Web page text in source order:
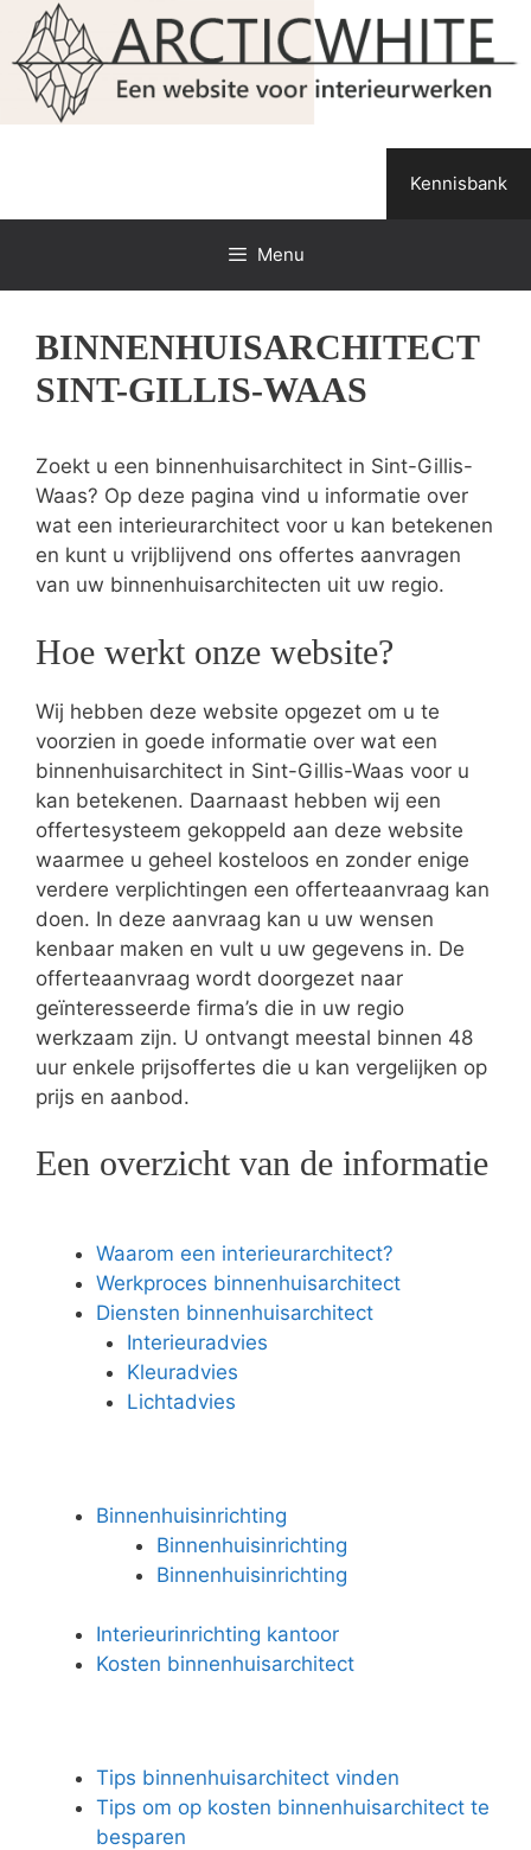
Spring
naar
de
inhoud
Kennisbank
Menu
BINNENHUISARCHITECT
SINT-GILLIS-WAAS
Zoekt u een binnenhuisarchitect in Sint-Gillis-
Waas? Op deze pagina vind u informatie over
wat een interieurarchitect voor u kan betekenen
en kunt u vrijblijvend ons offertes aanvragen
van uw binnenhuisarchitecten uit uw regio.
Hoe werkt onze website?
Wij hebben deze website opgezet om u te
voorzien in goede informatie over wat een
binnenhuisarchitect in Sint-Gillis-Waas voor u
kan betekenen. Daarnaast hebben wij een
offertesysteem gekoppeld aan deze website
waarmee u geheel kosteloos en zonder enige
verdere verplichtingen een offerteaanvraag kan
doen. In deze aanvraag kan u uw wensen
kenbaar maken en vult u uw gegevens in. De
offerteaanvraag wordt doorgezet naar
geïnteresseerde firma’s die in uw regio
werkzaam zijn. U ontvangt meestal binnen 48
uur enkele prijsoffertes die u kan vergelijken op
prijs en aanbod.
Een overzicht van de informatie
Waarom een interieurarchitect?
Werkproces binnenhuisarchitect
Diensten binnenhuisarchitect
Interieuradvies
Kleuradvies
Lichtadvies
Binnenhuisinrichting
Binnenhuisinrichting
Binnenhuisinrichting
Interieurinrichting kantoor
Kosten binnenhuisarchitect
Tips binnenhuisarchitect vinden
Tips om op kosten binnenhuisarchitect te
besparen